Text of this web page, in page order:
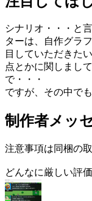
シナリオ・・・と
ターは、自作グラ
目していただきた
点とかに関しまし
で・・・
ですが、その中で
制作者メッ
注意事項は同梱の
どんなに厳しい評